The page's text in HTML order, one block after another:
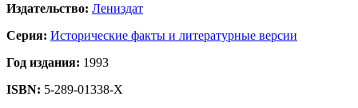
Издательство: Лениздат
Серия: Исторические факты и литературные версии
Год издания: 1993
ISBN: 5-289-01338-X